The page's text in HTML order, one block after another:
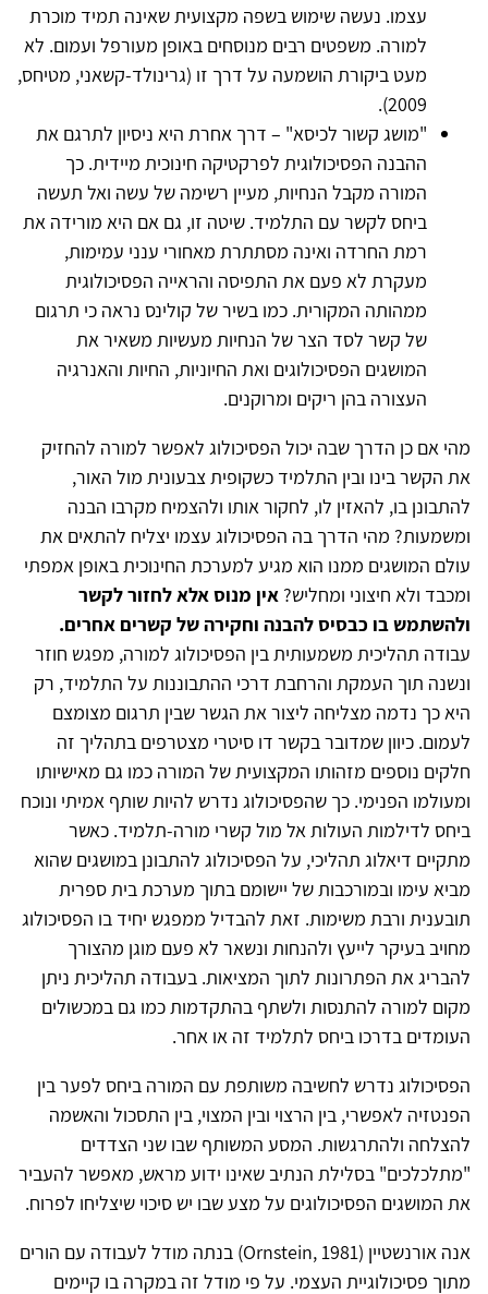
עצמו. נעשה שימוש בשפה מקצועית שאינה תמיד מוכרת
למורה. משפטים רבים מנוסחים באופן מעורפל ועמום. לא
מעט ביקורת הושמעה על דרך זו (גרינולד-קשאני, מטיחס,
2009).
"מושג קשור לכיסא" – דרך אחרת היא ניסיון לתרגם את
ההבנה הפסיכולוגית לפרקטיקה חינוכית מיידית. כך
המורה מקבל הנחיות, מעיין רשימה של עשה ואל תעשה
ביחס לקשר עם התלמיד. שיטה זו, גם אם היא מורידה את
רמת החרדה ואינה מסתתרת מאחורי ענני עמימות,
מעקרת לא פעם את התפיסה והראייה הפסיכולוגית
ממהותה המקורית. כמו בשיר של קולינס נראה כי תרגום
של קשר לסד הצר של הנחיות מעשיות משאיר את
המושגים הפסיכולוגים ואת החיוניות, החיות והאנרגיה
העצורה בהן ריקים ומרוקנים.
מהי אם כן הדרך שבה יכול הפסיכולוג לאפשר למורה להחזיק
את הקשר בינו ובין התלמיד כשקופית צבעונית מול האור,
להתבונן בו, להאזין לו, לחקור אותו ולהצמיח מקרבו הבנה
ומשמעות? מהי הדרך בה הפסיכולוג עצמו יצליח להתאים את
עולם המושגים ממנו הוא מגיע למערכת החינוכית באופן אמפתי
ומכבד ולא חיצוני ומחליש? אין מנוס אלא לחזור לקשר
ולהשתמש בו כבסיס להבנה וחקירה של קשרים אחרים.
עבודה תהליכית משמעותית בין הפסיכולוג למורה, מפגש חוזר
ונשנה תוך העמקת והרחבת דרכי ההתבוננות על התלמיד, רק
היא כך נדמה מצליחה ליצור את הגשר שבין תרגום מצומצם
לעמום. כיוון שמדובר בקשר דו סיטרי מצטרפים בתהליך זה
חלקים נוספים מזהותו המקצועית של המורה כמו גם מאישיותו
ומעולמו הפנימי. כך שהפסיכולוג נדרש להיות שותף אמיתי ונוכח
ביחס לדילמות העולות אל מול קשרי מורה-תלמיד. כאשר
מתקיים דיאלוג תהליכי, על הפסיכולוג להתבונן במושגים שהוא
מביא עימו ובמורכבות של יישומם בתוך מערכת בית ספרית
תובענית ורבת משימות. זאת להבדיל ממפגש יחיד בו הפסיכולוג
מחויב בעיקר לייעץ ולהנחות ונשאר לא פעם מוגן מהצורך
להבריג את הפתרונות לתוך המציאות. בעבודה תהליכית ניתן
מקום למורה להתנסות ולשתף בהתקדמות כמו גם במכשולים
העומדים בדרכו ביחס לתלמיד זה או אחר.
הפסיכולוג נדרש לחשיבה משותפת עם המורה ביחס לפער בין
הפנטזיה לאפשרי, בין הרצוי ובין המצוי, בין התסכול והאשמה
להצלחה ולהתרגשות. המסע המשותף שבו שני הצדדים
"מתלכלכים" בסלילת הנתיב שאינו ידוע מראש, מאפשר להעביר
את המושגים הפסיכולוגים על מצע שבו יש סיכוי שיצליחו לפרוח.
אנה אורנשטיין (Ornstein, 1981) בנתה מודל לעבודה עם הורים
מתוך פסיכולוגיית העצמי. על פי מודל זה במקרה בו קיימים